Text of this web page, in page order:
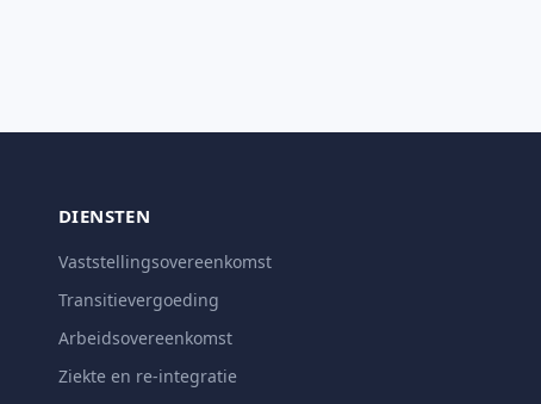
DIENSTEN
Vaststellingsovereenkomst
Transitievergoeding
Arbeidsovereenkomst
Ziekte en re-integratie